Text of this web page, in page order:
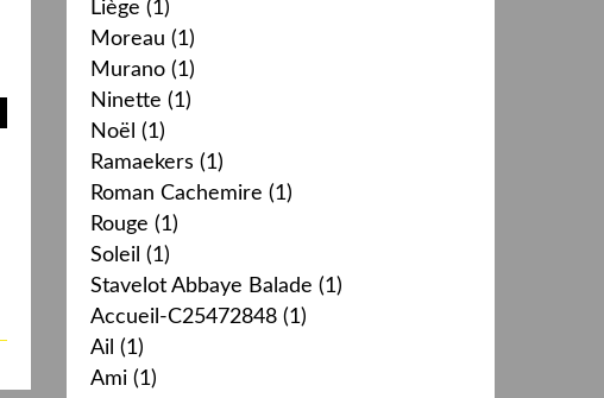
Liège (1)
Moreau (1)
Murano (1)
Ninette (1)
Noël (1)
Ramaekers (1)
Roman Cachemire (1)
Rouge (1)
Soleil (1)
Stavelot Abbaye Balade (1)
Accueil-C25472848 (1)
Ail (1)
Ami (1)